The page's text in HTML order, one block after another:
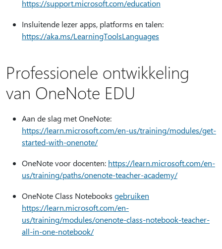
https://support.microsoft.com/education
Insluitende lezer apps, platforms en talen:
https://aka.ms/LearningToolsLanguages
Professionele ontwikkeling
van OneNote EDU
Aan de slag met OneNote:
https://learn.microsoft.com/en-us/training/modules/get-
started-with-onenote/
OneNote voor docenten: https://learn.microsoft.com/en-
us/training/paths/onenote-teacher-academy/
OneNote Class Notebooks gebruiken
https://learn.microsoft.com/en-
us/training/modules/onenote-class-notebook-teacher-
all-in-one-notebook/